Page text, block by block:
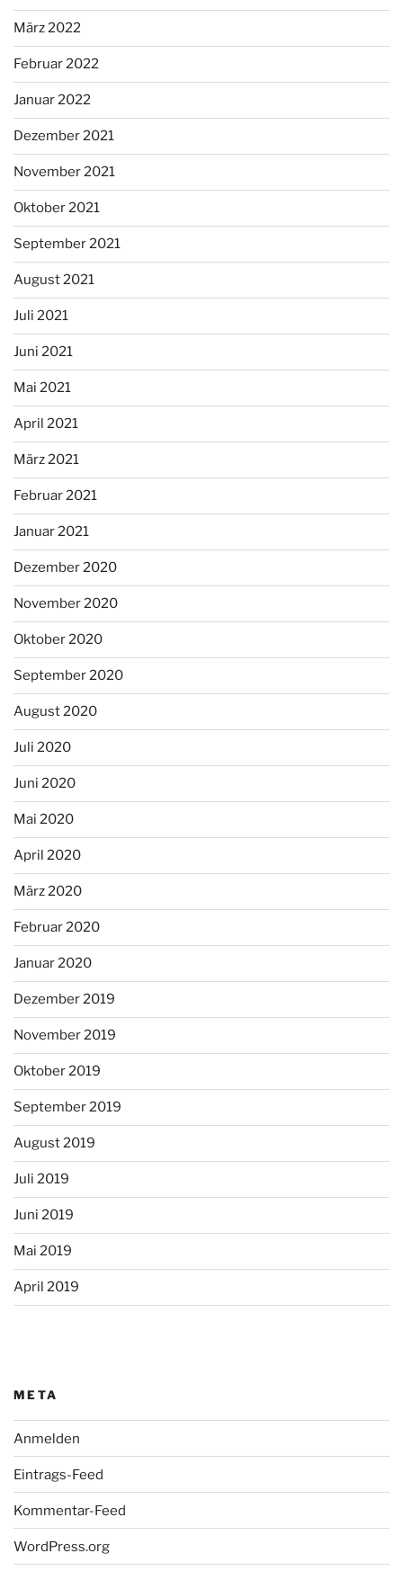
März 2022
Februar 2022
Januar 2022
Dezember 2021
November 2021
Oktober 2021
September 2021
August 2021
Juli 2021
Juni 2021
Mai 2021
April 2021
März 2021
Februar 2021
Januar 2021
Dezember 2020
November 2020
Oktober 2020
September 2020
August 2020
Juli 2020
Juni 2020
Mai 2020
April 2020
März 2020
Februar 2020
Januar 2020
Dezember 2019
November 2019
Oktober 2019
September 2019
August 2019
Juli 2019
Juni 2019
Mai 2019
April 2019
META
Anmelden
Eintrags-Feed
Kommentar-Feed
WordPress.org